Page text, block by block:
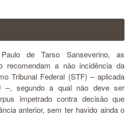
de Tarso Sanseverino, as
recomendam a não incidência da
Tribunal Federal (STF) – aplicada
–, segundo a qual não deve ser
impetrado contra decisão que
anterior, sem ter havido ainda o